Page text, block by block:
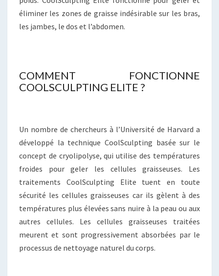
éliminer les zones de graisse indésirable sur les bras,
les jambes, le dos et l’abdomen.
COMMENT FONCTIONNE
COOLSCULPTING ELITE ?
Un nombre de chercheurs à l’Université de Harvard a
développé la technique CoolSculpting basée sur le
concept de cryolipolyse, qui utilise des températures
froides pour geler les cellules graisseuses. Les
traitements CoolSculpting Elite tuent en toute
sécurité les cellules graisseuses car ils gèlent à des
températures plus élevées sans nuire à la peau ou aux
autres cellules. Les cellules graisseuses traitées
meurent et sont progressivement absorbées par le
processus de nettoyage naturel du corps.